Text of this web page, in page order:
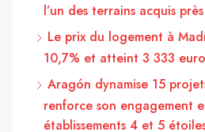
l’un des terrains acquis
Le prix du logement à
10,7% et atteint 3 333
Aragón dynamise 15
renforce son engagement
établissements 4 et 5